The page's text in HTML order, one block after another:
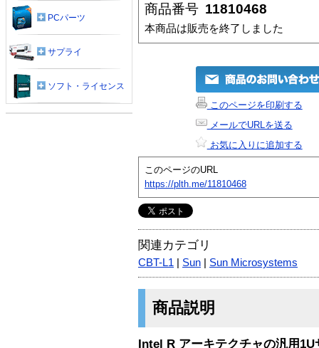
商品番号 11810468
本商品は販売を終了しました
このページを印刷する
メールでURLを送る
お気に入りに追加する
このページのURL
https://plth.me/11810468
関連カテゴリ
CBT-L1 Sun Sun Microsystems
商品説明
Intel R アーキテクチャの汎用
PCパーツ
サプライ
ソフト・ライセンス